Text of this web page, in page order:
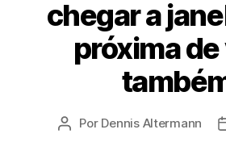
chegar a
próxima
Autor
Por Dennis Altermann